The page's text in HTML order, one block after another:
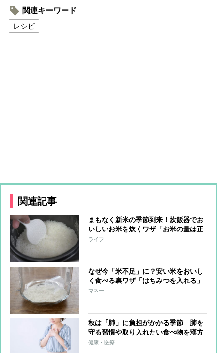
関連キーワード
レシピ
関連記事
まもなく新米の季節到来！炊飯器でお
いしいお米を炊くワザ「お米の量は正
確に」「優しく研ぐ」「浸水は不要」
ライフ
なぜ今「米不足」に？安い米をおいし
く食べる裏ワザ「はちみつを入れる」
「氷を入れる」等を節約アドバイザー
マネー
秋は「肺」に負担がかかる季節 肺を
守る習慣や取り入れたい食べ物を漢方
医学から学ぶ
健康・医療